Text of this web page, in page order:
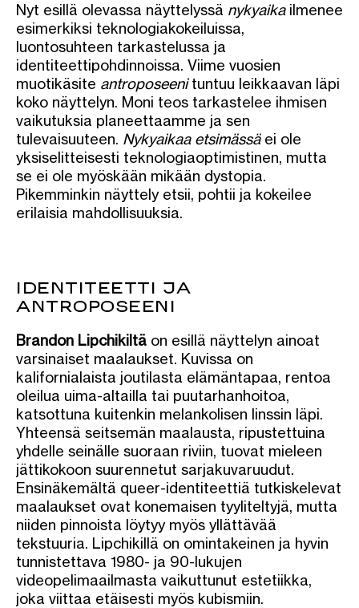
Nyt esillä olevassa näyttelyssä nykyaikailmenee
esimerkiksi teknologiakokeiluissa,
luontosuhteen tarkastelussa ja
identiteettipohdinnoissa. Viime vuosien
muotikäsite antroposeenituntuu leikkaavan läpi
koko näyttelyn. Moni teos tarkastelee ihmisen
vaikutuksia planeettaamme ja sen
tulevaisuuteen. Nykyaikaa etsimässäei ole
yksiselitteisesti teknologiaoptimistinen, mutta
se ei ole myöskään mikään dystopia.
Pikemminkin näyttely etsii, pohtii ja kokeilee
erilaisia mahdollisuuksia.
IDENTITEETTI JA
ANTROPOSEENI
Brandon Lipchikiltä on esillä näyttelyn ainoat
varsinaiset maalaukset. Kuvissa on
kalifornialaista joutilasta elämäntapaa, rentoa
oleilua uima-altailla tai puutarhanhoitoa,
katsottuna kuitenkin melankolisen linssin läpi.
Yhteensä seitsemän maalausta, ripustettuina
yhdelle seinälle suoraan riviin, tuovat mieleen
jättikokoon suurennetut sarjakuvaruudut.
Ensinäkemältä queer-identiteettiä tutkiskelevat
maalaukset ovat konemaisen tyyliteltyjä, mutta
niiden pinnoista löytyy myös yllättävää
tekstuuria. Lipchikillä on omintakeinen ja hyvin
tunnistettava 1980- ja 90-lukujen
videopelimaailmasta vaikuttunut estetiikka,
joka viittaa etäisesti myös kubismiin.